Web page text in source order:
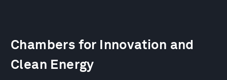
Chambers for Innovation and
Clean Energy